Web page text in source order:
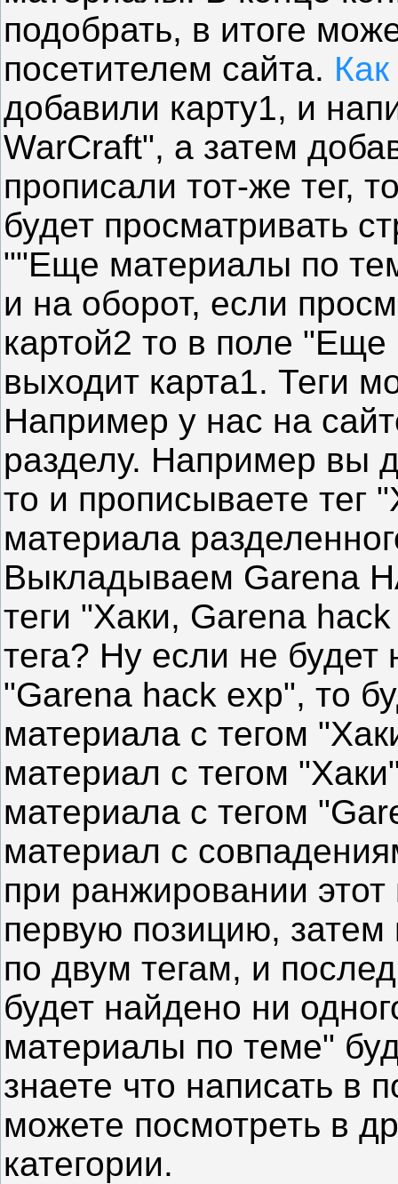
подобрать, в итоге
посетителем сайта.
добавили карту1, и
WarCraft", а затем
прописали тот-же тег,
будет просматривать
""Еще материалы по
и на оборот, если
картой2 то в поле
выходит карта1. Теги
Например у нас на
разделу. Например вы
то и прописываете тег
материала
Выкладываем Garena
теги "Хаки, Garena
тега? Ну если не
"Garena hack exp", то
материала с тегом
материал с тегом
материала с тегом
материал с
при ранжировании
первую позицию,
по двум тегам, и
будет найдено ни
материалы по теме"
знаете что написать в
можете посмотреть в
категории.